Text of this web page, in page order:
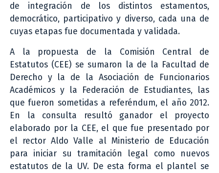
de integración de los distintos estamentos,
democrático, participativo y diverso, cada una de
cuyas etapas fue documentada y validada.
A la propuesta de la Comisión Central de
Estatutos (CEE) se sumaron la de la Facultad de
Derecho y la de la Asociación de Funcionarios
Académicos y la Federación de Estudiantes, las
que fueron sometidas a referéndum, el año 2012.
En la consulta resultó ganador el proyecto
elaborado por la CEE, el que fue presentado por
el rector Aldo Valle al Ministerio de Educación
para iniciar su tramitación legal como nuevos
estatutos de la UV. De esta forma el plantel se